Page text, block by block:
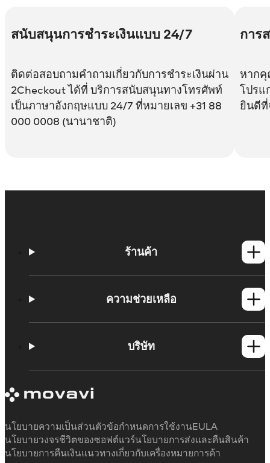
สนับสนุนการชำระเงินแบบ 24/7
ติดต่อสอบถามคำถามเกี่ยวกับการชำระเงินผ่าน
2Checkout ได้ที่ บริการสนับสนุนทางโทรศัพท์
เป็นภาษาอังกฤษแบบ 24/7 ที่หมายเลข +31 88
000 0008 (นานาชาติ)
การ
หากคุ
โปรแ
ยินดี
ร้านค้า
ผลิตภัณฑ์แม็ค
ความช่วยเหลือ
ข้อกำหนดระบบของผลิตภัณฑ์ Movavi
คืนเงิน
บริษัท
คำรับรอง
เหตุผลที่เลือกเรา
นโยบายความเป็นส่วนตัวข้อกำหนดการใช้งานEULA
นโยบายวงจรชีวิตของซอฟต์แวร์นโยบายการส่งและคืนสินค้า
นโยบายการคืนเงินแนวทางเกี่ยวกับเครื่องหมายการค้า